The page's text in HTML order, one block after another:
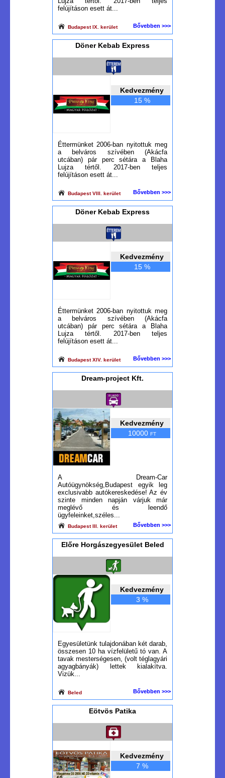
felújításon esett át...
Budapest IX. kerület Bővebben >>>
Döner Kebab Express
Kedvezmény
15 %
Éttermünket 2006-ban nyitottuk meg
a belváros szívében (Akácfa
utcában) pár perc sétára a Blaha
Lujza tértől. 2017-ben teljes
felújításon esett át...
Budapest VIII. kerület Bővebben >>>
Döner Kebab Express
Kedvezmény
15 %
Éttermünket 2006-ban nyitottuk meg
a belváros szívében (Akácfa
utcában) pár perc sétára a Blaha
Lujza tértől. 2017-ben teljes
felújításon esett át...
Budapest XIV. kerület Bővebben >>>
Dream-project Kft.
Kedvezmény
10000 FT
A Dream-Car
Autóügynökség,Budapest egyik leg
exclusivabb autókereskedése! Az év
szinte minden napján várjuk már
meglévő és leendő
ügyfeleinket,széles...
Budapest III. kerület Bővebben >>>
Előre Horgászegyesület Beled
Kedvezmény
3 %
Egyesületünk tulajdonában két darab,
összesen 10 ha vízfelületű tó van. A
tavak mesterségesen, (volt téglagyári
agyagbányák) lettek kialakítva.
Vizük...
Beled Bővebben >>>
Eötvös Patika
Kedvezmény
7 %